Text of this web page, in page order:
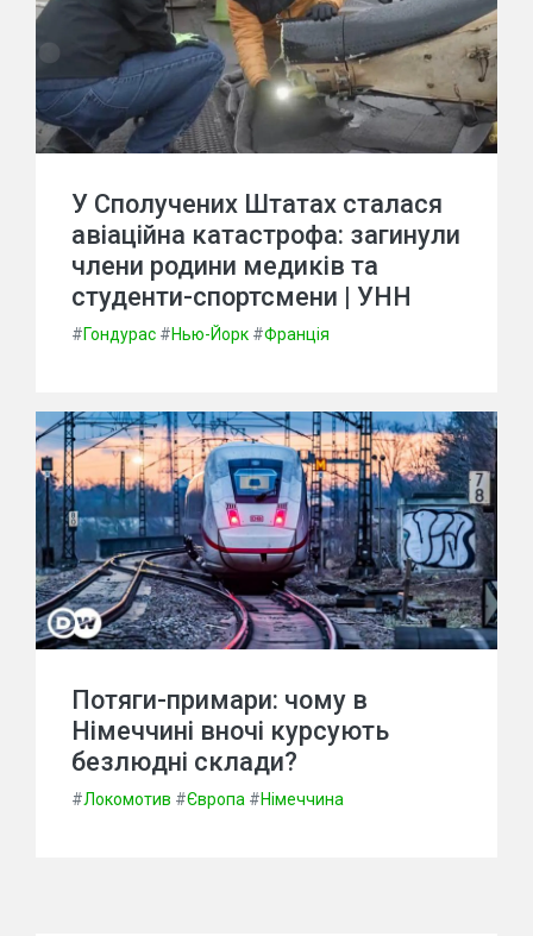
У Сполучених Штатах сталася
авіаційна катастрофа: загинули
члени родини медиків та
студенти-спортсмени | УНН
#Гондурас #Нью-Йорк #Франція
Потяги-примари: чому в
Німеччині вночі курсують
безлюдні склади?
#Локомотив #Європа #Німеччина